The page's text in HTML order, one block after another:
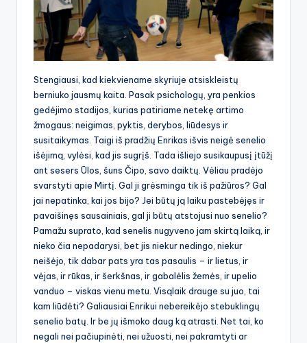
Stengiausi, kad kiekviename skyriuje atsiskleistų
berniuko jausmų kaita. Pasak psichologų, yra penkios
gedėjimo stadijos, kurias patiriame netekę artimo
žmogaus: neigimas, pyktis, derybos, liūdesys ir
susitaikymas. Taigi iš pradžių Enrikas išvis neigė senelio
išėjimą, vylėsi, kad jis sugrįš. Tada išliejo susikaupusį įtūžį
ant sesers Ūlos, šuns Čipo, savo daiktų. Vėliau pradėjo
svarstyti apie Mirtį. Gal ji grėsminga tik iš pažiūros? Gal
jai nepatinka, kai jos bijo? Jei būtų ją laiku pastebėjęs ir
pavaišinęs sausainiais, gal ji būtų atstojusi nuo senelio?
Pamažu suprato, kad senelis nugyveno jam skirtą laiką, ir
nieko čia nepadarysi, bet jis niekur nedingo, niekur
neišėjo, tik dabar pats yra tas pasaulis – ir lietus, ir
vėjas, ir rūkas, ir šerkšnas, ir gabalėlis žemės, ir upelio
vanduo – viskas vienu metu. Visąlaik drauge su juo, tai
kam liūdėti? Galiausiai Enrikui nebereikėjo stebuklingų
senelio batų. Ir be jų išmoko daug ką atrasti. Net tai, ko
negali nei pačiupinėti, nei užuosti, nei pakramtyti ar